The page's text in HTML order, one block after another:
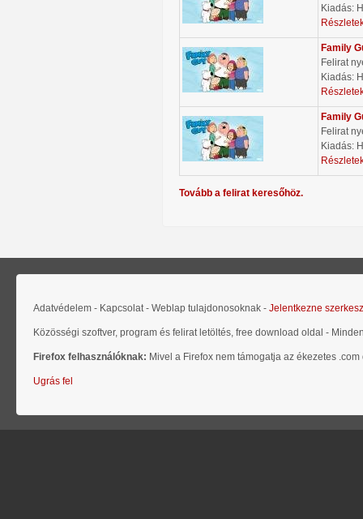
Kiadás:
Family
Felirat
Kiadás:
Family
Felirat
Kiadás:
Tovább a felirat keresőhöz.
Adatvédelem - Kapcsolat - Weblap tulajdonosoknak - Jelentkezne
Közösségi szoftver, program és felirat letöltés, free download oldal -
Firefox felhasználóknak: Mivel a Firefox nem támogatja az ékezetes
Ugrás fel